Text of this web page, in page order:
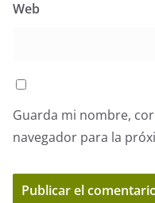
Web
Guarda mi nombre,
navegador para la